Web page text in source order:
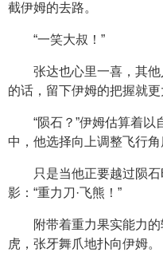
截伊姆的去路。
“一笑大叔！”
张达也心里一喜，其
的话，留下伊姆的把握就更
“陨石？”伊姆估算着
中，他选择向上调整飞行角
只是当他正要越过陨
影：“重力刀·飞熊！”
附带着重力果实能力
虎，张牙舞爪地扑向伊姆。